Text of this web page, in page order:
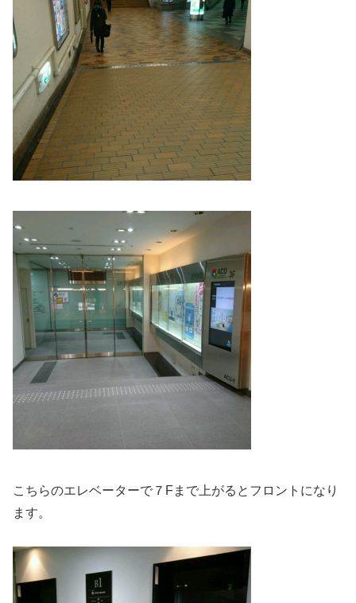
こちらのエレベーターで７Fまで上がるとフロントになり
ます。